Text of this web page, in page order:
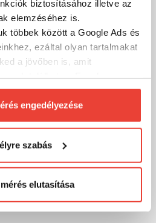
biztosításához illetve az
elemzéséhez is.
többek között a Google Ads és
ezáltal olyan tartalmakat
a jövőben is, amit
hogy engedd meg
használatát.
formában nem fogunk
ezzel kapcsolatban.
engedélyezése
szabás
elutasítása